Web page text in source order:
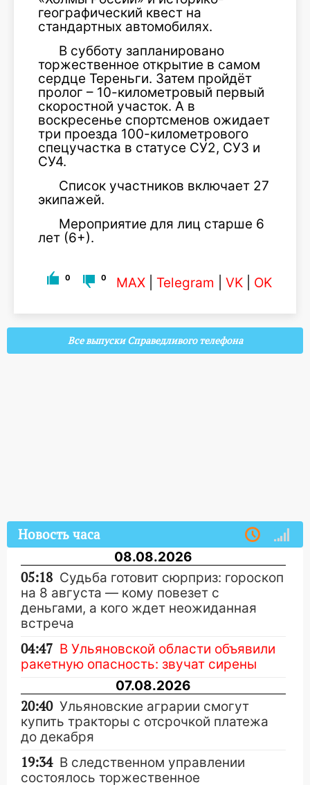
географический квест на
стандартных автомобилях.
В субботу запланировано
торжественное открытие в самом
сердце Тереньги. Затем пройдёт
пролог – 10-километровый первый
скоростной участок. А в
воскресенье спортсменов ожидает
три проезда 100-километрового
спецучастка в статусе СУ2, СУ3 и
СУ4.
Список участников включает 27
экипажей.
Мероприятие для лиц старше 6
лет (6+).
0 0 MAX Telegram VK OK
Все выпуски Справедливого телефона
Новость часа
08.08.2026
05:18 Судьба готовит сюрприз: гороскоп
на 8 августа — кому повезет с
деньгами, а кого ждет неожиданная
встреча
04:47 В Ульяновской области объявили
ракетную опасность: звучат сирены
07.08.2026
20:40 Ульяновские аграрии смогут
купить тракторы с отсрочкой платежа
до декабря
19:34 В следственном управлении
состоялось торжественное